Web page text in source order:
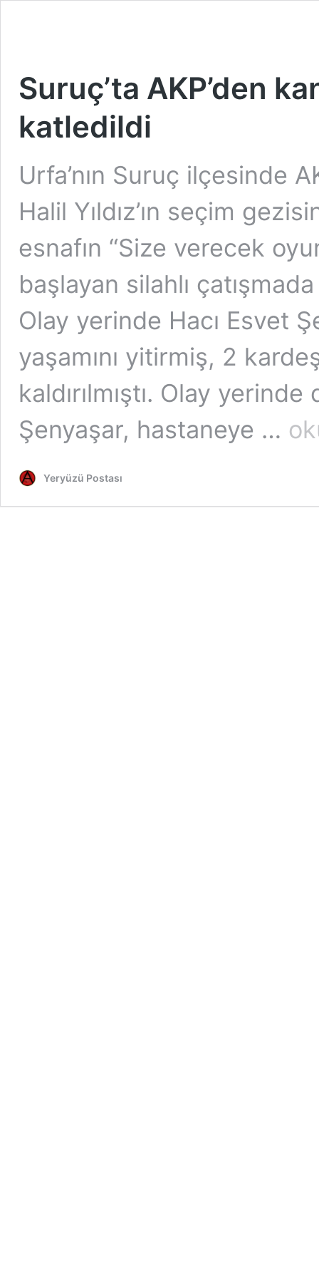
Suruç’ta AKP’den
katledildi
Urfa’nın Suruç ilçesinde
Halil Yıldız’ın seçim
esnafın “Size verecek
başlayan silahlı
Olay yerinde Hacı Esvet
yaşamını yitirmiş, 2
kaldırılmıştı. Olay
Şenyaşar, hastaneye …
kişi
Yeryüzü Postası